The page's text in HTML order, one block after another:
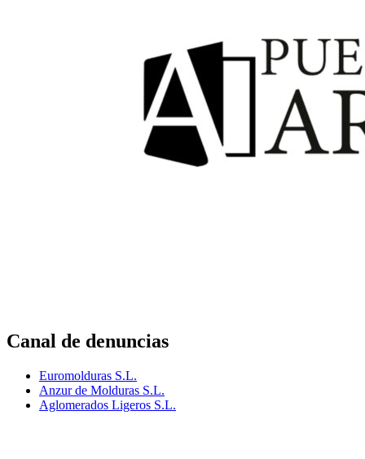
Canal de denuncias
Euromolduras S.L.
Anzur de Molduras S.L.
Aglomerados Ligeros S.L.